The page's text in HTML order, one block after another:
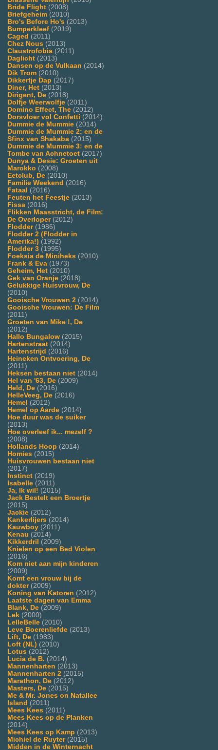
Bride Flight (2008)
Briefgeheim (2010)
Bro's Before Ho's (2013)
Bumperkleef (2019)
Caged (2011)
Chez Nous (2013)
Claustrofobia (2011)
Daglicht (2013)
Dansen op de Vulkaan (2014)
Dik Trom (2010)
Dikkertje Dap (2017)
Diner, Het (2013)
Dirigent, De (2018)
Dolfje Weerwolfje (2011)
Domino Effect, The (2012)
Dorsvloer vol Confetti (2014)
Dummie de Mummie (2014)
Dummie de Mummie 2: en de
Sfinx van Shakaba (2015)
Dummie de Mummie 3: en de
Tombe van Achnetoet (2017)
Dunya & Desie: Groeten uit
Marokko (2008)
Eetclub, De (2010)
Familie Weekend (2016)
Fataal (2016)
Feuten het Feestje (2013)
Fissa (2016)
Flikken Maasstricht, de Film:
De Overloper(2012)
Flodder(1986)
Flodder 2 (Flodder in
Amerika!) (1992)
Flodder 3 (1995)
Foeksia de Miniheks (2010)
Frank & Eva (1973)
Geheim, Het (2010)
Gek van Oranje (2018)
Gelukkige Huisvrouw, De
(2010)
Gooische Vrouwen 2 (2014)
Gooische Vrouwen: De Film
(2011)
Groeten van Mike !, De
(2012)
Hallo Bungalow (2015)
Hartenstraat (2014)
Hartenstrijd (2016)
Heineken Ontvoering, De
(2011)
Heksen bestaan niet (2014)
Hel van '63, De (2009)
Held, De (2016)
HelleVeeg, De (2016)
Hemel (2012)
Hemel op Aarde (2014)
Hoe duur was de suiker
(2013)
Hoe overleef ik... mezelf ?
(2008)
Hollands Hoop (2014)
Homies (2015)
Huisvrouwen bestaan niet
(2017)
Instinct (2019)
Isabelle (2011)
Ja, Ik wil! (2015)
Jack Bestelt een Broertje
(2015)
Jackie (2012)
Kankerlijers (2014)
Kauwboy (2011)
Kenau (2014)
Kikkerdril
(2009)
Knielen op een Bed Violen
(2016)
Kom niet aan mijn kinderen
(2009)
Komt een vrouw bij de
dokter(2009)
Koning van Katoren (2012)
Laatste dagen van Emma
Blank, De (2009)
Lek (2000)
LelleBelle (2010)
Leve Boerenliefde (2013)
Lift, De (1983)
Loft (NL) (2010)
Lotus (2012)
Lucia de B. (2014)
Mannenharten (2013)
Mannenharten 2 (2015)
Marathon, De (2012)
Masters, De (2015)
Me & Mr. Jones on Natallee
Island (2011)
Mees Kees (2011)
Mees Kees op de Planken
(2014)
Mees Kees op Kamp (2013)
Michiel de Ruyter(2015)
Midden in de Winternacht